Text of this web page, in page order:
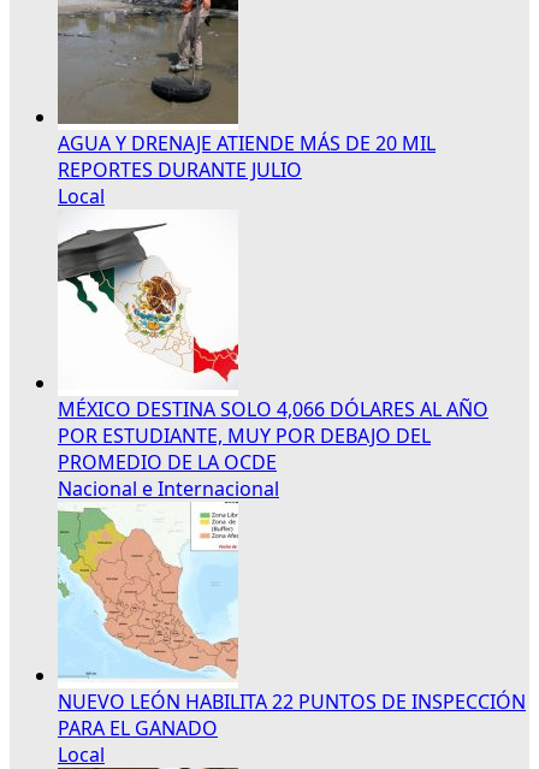
AGUA Y DRENAJE ATIENDE MÁS DE 20 MIL
REPORTES DURANTE JULIO
Local
MÉXICO DESTINA SOLO 4,066 DÓLARES AL AÑO
POR ESTUDIANTE, MUY POR DEBAJO DEL
PROMEDIO DE LA OCDE
Nacional e Internacional
NUEVO LEÓN HABILITA 22 PUNTOS DE INSPECCIÓN
PARA EL GANADO
Local